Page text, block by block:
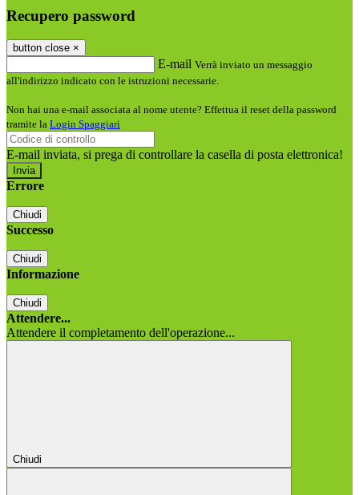
Recupero password
button close ×
E-mail Verrà inviato un messaggio
all'indirizzo indicato con le istruzioni necessarie.
Non hai una e-mail associata al nome utente? Effettua il reset della password
tramite la Login Spaggiari
E-mail inviata, si prega di controllare la casella di posta elettronica!
Errore
Chiudi
Successo
Chiudi
Informazione
Chiudi
Attendere...
Attendere il completamento dell'operazione...
Chiudi